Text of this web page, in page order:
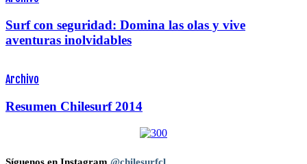
Surf con seguridad: Domina las olas y vive
aventuras inolvidables
Archivo
Resumen Chilesurf 2014
Síguenos en Instagram @chilesurfcl